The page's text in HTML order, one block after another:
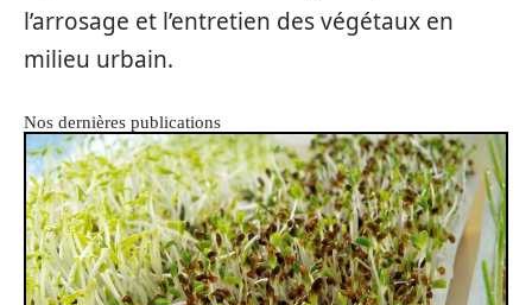
l’arrosage et l’entretien des végétaux en
milieu urbain.
Nos dernières publications